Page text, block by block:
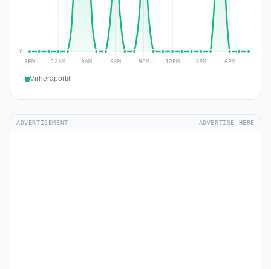
Virheraportit
ADVERTISEMENT ADVERTISE HERE